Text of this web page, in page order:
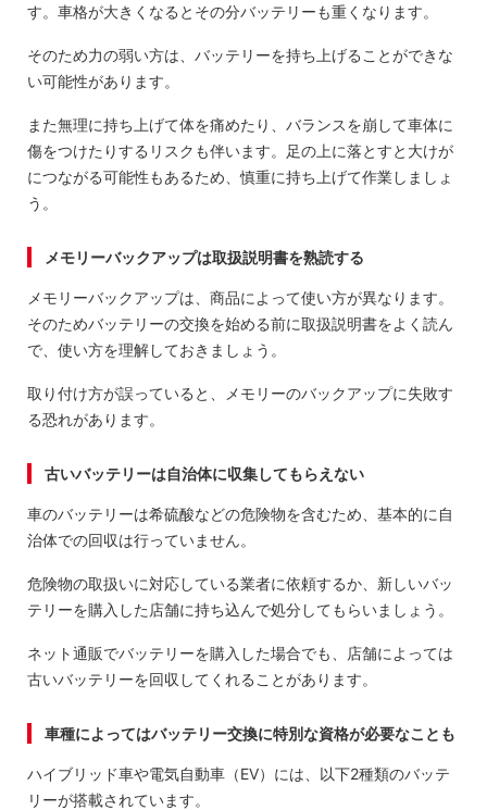
す。車格が大きくなるとその分バッテリーも重くなります。
そのため力の弱い方は、バッテリーを持ち上げることができな
い可能性があります。
また無理に持ち上げて体を痛めたり、バランスを崩して車体に
傷をつけたりするリスクも伴います。足の上に落とすと大けが
につながる可能性もあるため、慎重に持ち上げて作業しましょ
う。
メモリーバックアップは取扱説明書を熟読する
メモリーバックアップは、商品によって使い方が異なります。
そのためバッテリーの交換を始める前に取扱説明書をよく読ん
で、使い方を理解しておきましょう。
取り付け方が誤っていると、メモリーのバックアップに失敗す
る恐れがあります。
古いバッテリーは自治体に収集してもらえない
車のバッテリーは希硫酸などの危険物を含むため、基本的に自
治体での回収は行っていません。
危険物の取扱いに対応している業者に依頼するか、新しいバッ
テリーを購入した店舗に持ち込んで処分してもらいましょう。
ネット通販でバッテリーを購入した場合でも、店舗によっては
古いバッテリーを回収してくれることがあります。
車種によってはバッテリー交換に特別な資格が必要なことも
ハイブリッド車や電気自動車（EV）には、以下2種類のバッテ
リーが搭載されています。